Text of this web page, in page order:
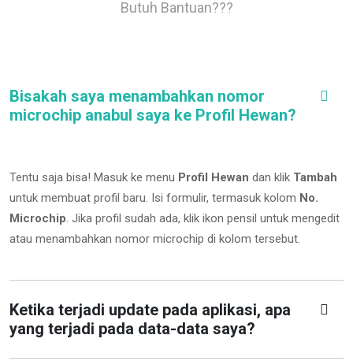
Butuh Bantuan???
Bisakah saya menambahkan nomor
microchip anabul saya ke Profil Hewan?
Tentu saja bisa! Masuk ke menu Profil Hewan dan klik Tambah
untuk membuat profil baru. Isi formulir, termasuk kolom No.
Microchip. Jika profil sudah ada, klik ikon pensil untuk mengedit
atau menambahkan nomor microchip di kolom tersebut.
Ketika terjadi update pada aplikasi, apa
yang terjadi pada data-data saya?